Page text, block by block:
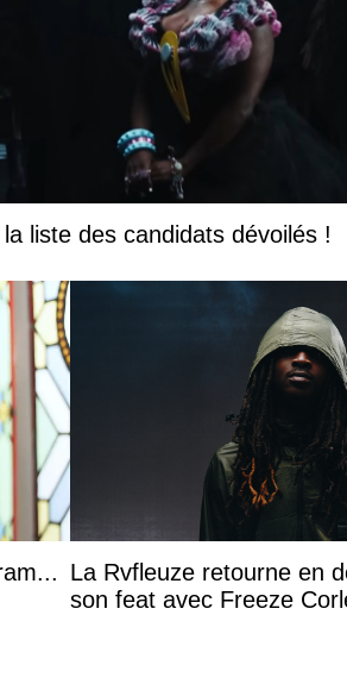
liste des candidats dévoilés !
La Rvfleuze retourne en
son feat avec Freeze